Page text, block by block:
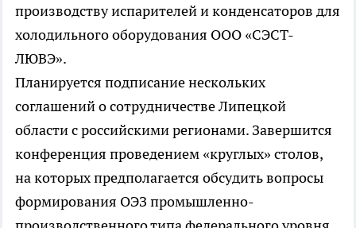
производству испарителей и конденсаторов для
холодильного оборудования ООО «СЭСТ-
ЛЮВЭ».
Планируется подписание нескольких
соглашений о сотрудничестве Липецкой
области с российскими регионами. Завершится
конференция проведением «круглых» столов,
на которых предполагается обсудить вопросы
формирования ОЭЗ промышленно-